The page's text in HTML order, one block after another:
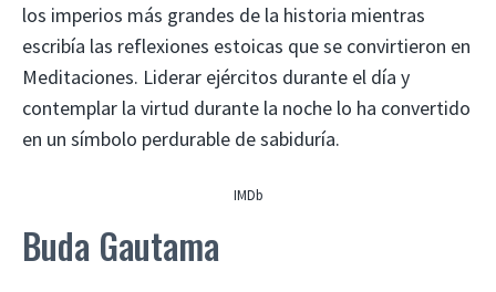
los imperios más grandes de la historia mientras
escribía las reflexiones estoicas que se convirtieron en
Meditaciones. Liderar ejércitos durante el día y
contemplar la virtud durante la noche lo ha convertido
en un símbolo perdurable de sabiduría.
IMDb
Buda Gautama